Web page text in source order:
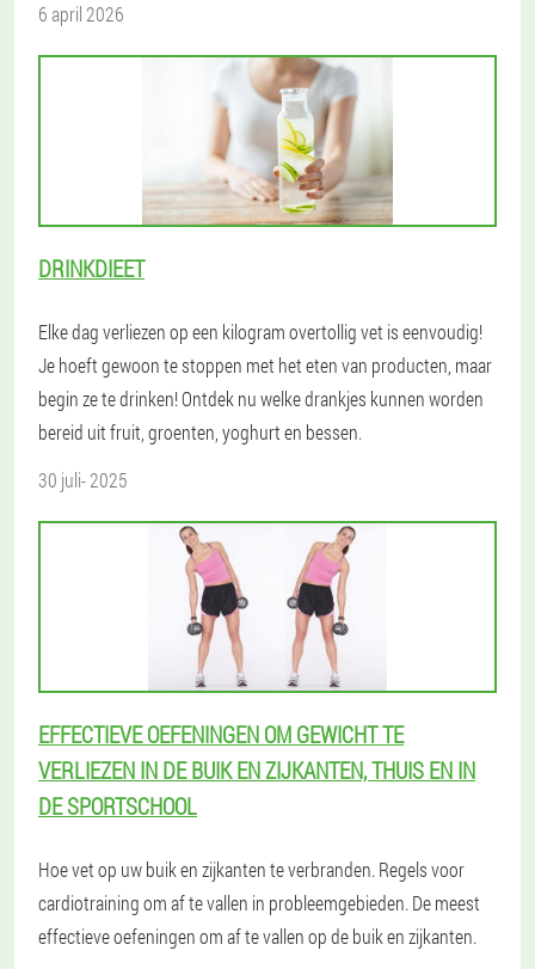
6 april 2026
DRINKDIEET
Elke dag verliezen op een kilogram overtollig vet is eenvoudig!
Je hoeft gewoon te stoppen met het eten van producten, maar
begin ze te drinken! Ontdek nu welke drankjes kunnen worden
bereid uit fruit, groenten, yoghurt en bessen.
30 juli- 2025
EFFECTIEVE OEFENINGEN OM GEWICHT TE
VERLIEZEN IN DE BUIK EN ZIJKANTEN, THUIS EN IN
DE SPORTSCHOOL
Hoe vet op uw buik en zijkanten te verbranden. Regels voor
cardiotraining om af te vallen in probleemgebieden. De meest
effectieve oefeningen om af te vallen op de buik en zijkanten.